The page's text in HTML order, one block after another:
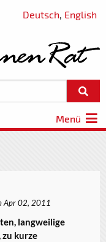
Deutsch, English
Menü
Apr 02, 2011
langweilige
zu kurze